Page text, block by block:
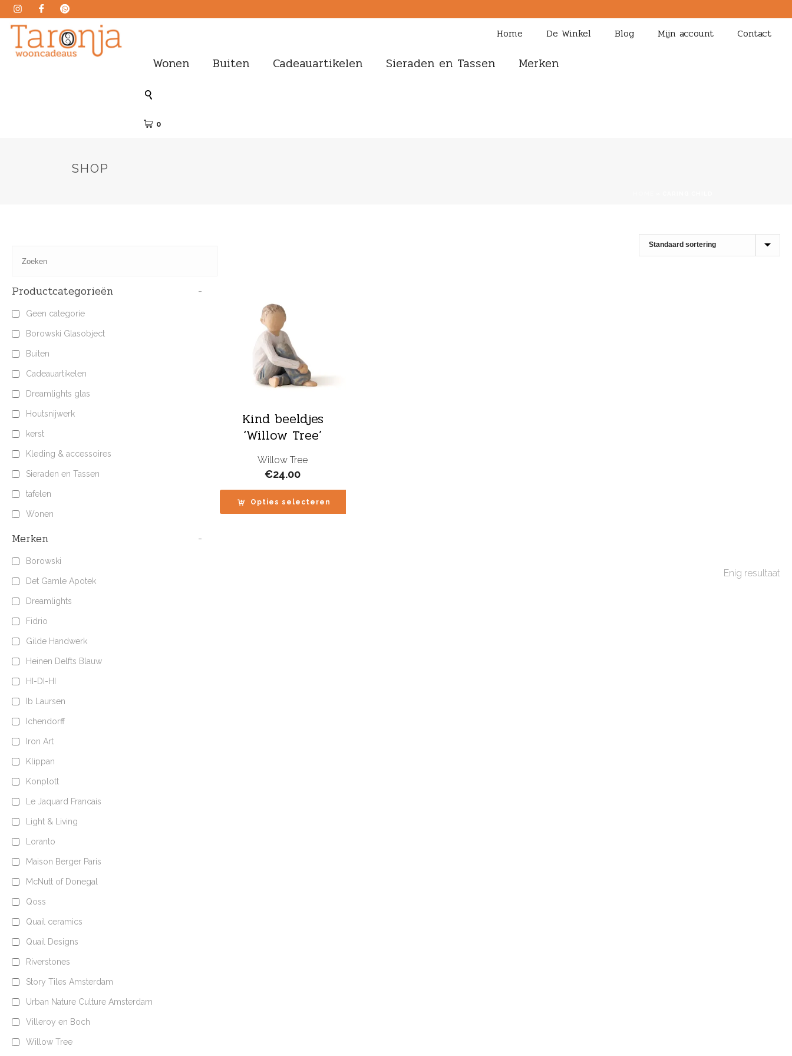
Home De Winkel Blog Mijn account Contact
Wonen Buiten Cadeauartikelen Sieraden en Tassen Merken
0
SHOP
Kind beeldjes
‘Willow Tree’
Willow Tree
€24.00
Opties selecteren
Enig resultaat
Productcategorieën -
Geen categorie
Borowski Glasobject
Buiten
Cadeauartikelen
Dreamlights glas
Houtsnijwerk
kerst
Kleding & accessoires
Sieraden en Tassen
tafelen
Wonen
Merken -
Borowski
Det Gamle Apotek
Dreamlights
Fidrio
Gilde Handwerk
Heinen Delfts Blauw
HI-DI-HI
Ib Laursen
Ichendorff
Iron Art
Klippan
Konplott
Le Jaquard Francais
Light & Living
Loranto
Maison Berger Paris
McNutt of Donegal
Qoss
Quail ceramics
Quail Designs
Riverstones
Story Tiles Amsterdam
Urban Nature Culture Amsterdam
Villeroy en Boch
Willow Tree